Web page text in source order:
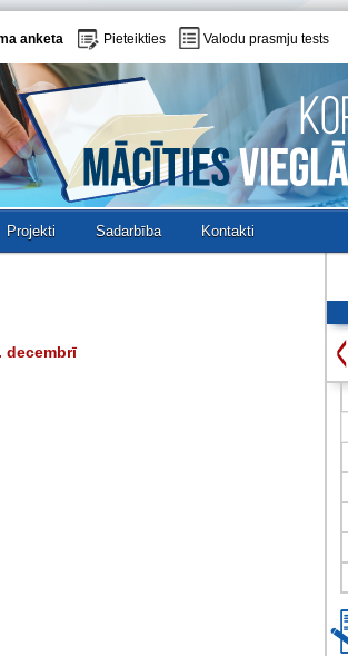
anketa Pieteikties Valodu prasmju tests
Projekti Sadarbība Kontakti
decembrī